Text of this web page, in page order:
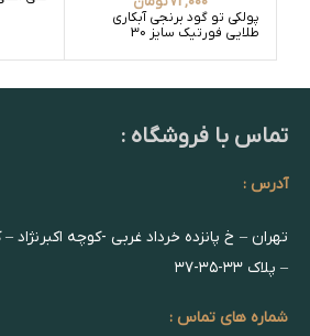
پولکی تو گود برنجی آبکاری
طلایی فورتیک سایز 30
تماس با فروشگاه :
آدرس :
تهران – خ پانزده خرداد غربی -کوچه
– پلاک ۳۳-۳۵-۳۷
شماره های تماس :